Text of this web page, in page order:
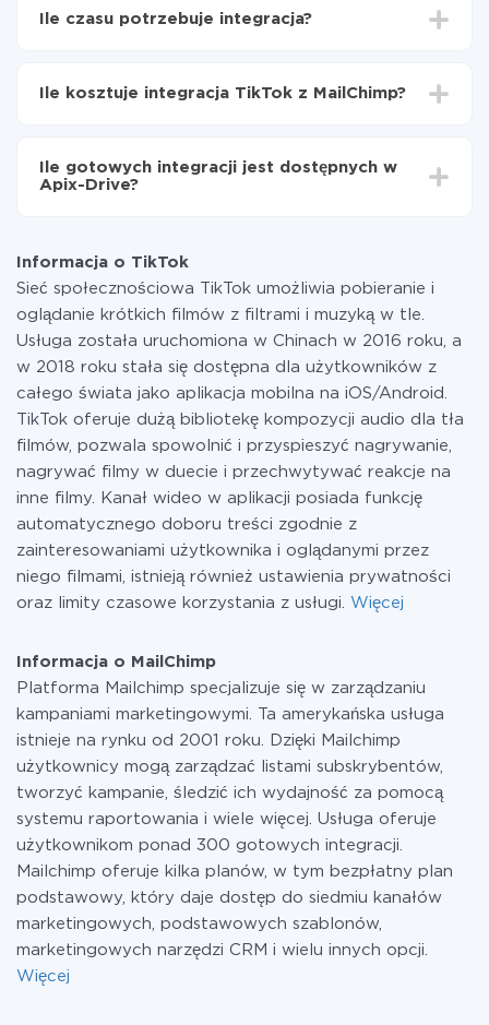
MailChimp
TikTok do MailChimp
Ile czasu potrzebuje integracja?
od 5 do 30 minut. Konfiguracja zajmuje średnio 10-15
Ile kosztuje integracja TikTok z MailChimp?
Płacisz tylko za ilość danych, która faktycznie jest
przekazywana z jednego z Twoich systemów do
w razie potrzeby przełączyć się na płatną. Więcej
informacji otaryfach.
Ile gotowych integracji jest dostępnych w
Apix-Drive?
Informacja o TikTok
Sieć społecznościowa TikTok umożliwia pobieranie i
oglądanie krótkich filmów z filtrami i muzyką w tle.
Usługa została uruchomiona w Chinach w 2016 roku, a
w 2018 roku stała się dostępna dla użytkowników z
całego świata jako aplikacja mobilna na iOS/Android.
TikTok oferuje dużą bibliotekę kompozycji audio dla tła
filmów, pozwala spowolnić i przyspieszyć nagrywanie,
nagrywać filmy w duecie i przechwytywać reakcje na
inne filmy. Kanał wideo w aplikacji posiada funkcję
automatycznego doboru treści zgodnie z
zainteresowaniami użytkownika i oglądanymi przez
niego filmami, istnieją również ustawienia prywatności
oraz limity czasowe korzystania z usługi. Więcej
Informacja o MailChimp
Platforma Mailchimp specjalizuje się w zarządzaniu
kampaniami marketingowymi. Ta amerykańska usługa
istnieje na rynku od 2001 roku. Dzięki Mailchimp
użytkownicy mogą zarządzać listami subskrybentów,
tworzyć kampanie, śledzić ich wydajność za pomocą
systemu raportowania i wiele więcej. Usługa oferuje
użytkownikom ponad 300 gotowych integracji.
Mailchimp oferuje kilka planów, w tym bezpłatny plan
podstawowy, który daje dostęp do siedmiu kanałów
marketingowych, podstawowych szablonów,
marketingowych narzędzi CRM i wielu innych opcji.
Więcej